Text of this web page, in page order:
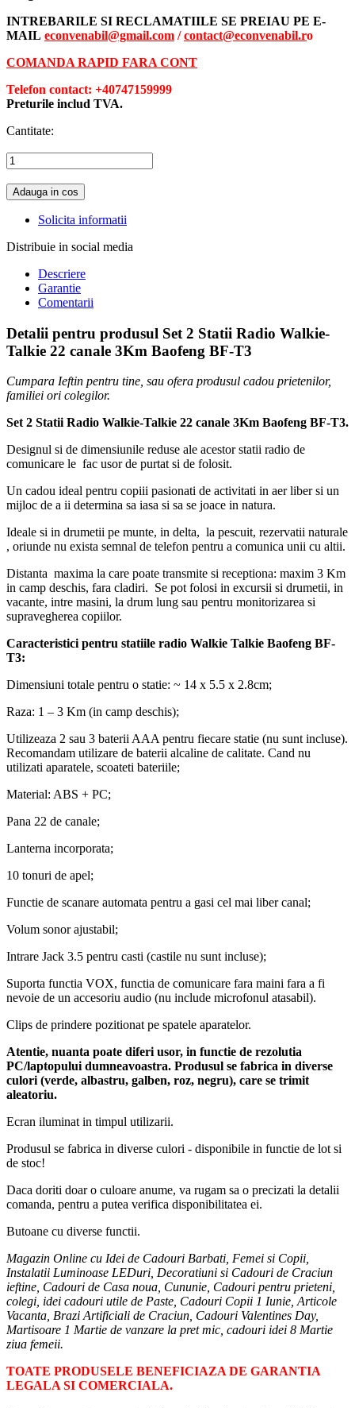
Cargus.
INTREBARILE SI RECLAMATIILE SE PREIAU PE E-
econvenabil@gmail.com contact@econvenabil.r
Telefon contact: +40747159999
Adauga in cos
Descriere
Garantie
Detalii pentru produsul Set 2 Statii Radio Walkie-
Talkie 22 canale 3Km Baofeng BF-T3
Cumpara Ieftin pentru tine, sau ofera produsul cadou prietenilor,
familiei ori colegilor.
Set 2 Statii Radio Walkie-Talkie 22 canale 3Km Baofeng BF-T3.
Designul si de dimensiunile reduse ale acestor statii radio de
comunicare le fac usor de purtat si de folosit.
Un cadou ideal pentru copiii pasionati de activitati in aer liber si un
mijloc de a ii determina sa iasa si sa se joace in natura.
Ideale si in drumetii pe munte, in delta, la pescuit, rezervatii naturale
, oriunde nu exista semnal de telefon pentru a comunica unii cu altii.
Distanta maxima la care poate transmite si receptiona: maxim 3 Km
in camp deschis, fara cladiri. Se pot folosi in excursii si drumetii, in
vacante, intre masini, la drum lung sau pentru monitorizarea si
supravegherea copiilor.
Caracteristici pentru statiile radio Walkie Talkie Baofeng BF-
Dimensiuni totale pentru o statie: ~ 14 x 5.5 x 2.8cm;
Raza: 1 – 3 Km (in camp deschis);
Utilizeaza 2 sau 3 baterii AAA pentru fiecare statie (nu sunt incluse).
Recomandam utilizare de baterii alcaline de calitate. Cand nu
utilizati aparatele, scoateti bateriile;
Lanterna incorporata;
10 tonuri de apel;
Functie de scanare automata pentru a gasi cel mai liber canal;
Volum sonor ajustabil;
Intrare Jack 3.5 pentru casti (castile nu sunt incluse);
Suporta functia VOX, functia de comunicare fara maini fara a fi
nevoie de un accesoriu audio (nu include microfonul atasabil).
Clips de prindere pozitionat pe spatele aparatelor.
Atentie, nuanta poate diferi usor, in functie de rezolutia
PC/laptopului dumneavoastra. Produsul se fabrica in diverse
culori (verde, albastru, galben, roz, negru), care se trimit
Ecran iluminat in timpul utilizarii.
Produsul se fabrica in diverse culori - disponibile in functie de lot si
Daca doriti doar o culoare anume, va rugam sa o precizati la detalii
comanda, pentru a putea verifica disponibilitatea ei.
Magazin Online cu Idei de Cadouri Barbati, Femei si Copii,
Instalatii Luminoase LEDuri, Decoratiuni si Cadouri de Craciun
ieftine, Cadouri de Casa noua, Cununie, Cadouri pentru prieteni,
colegi, idei cadouri utile de Paste, Cadouri Copii 1 Iunie, Articole
Vacanta, Brazi Artificiali de Craciun, Cadouri Valentines Day,
Martisoare 1 Martie de vanzare la pret mic, cadouri idei 8 Martie
ziua femeii.
TOATE PRODUSELE BENEFICIAZA DE GARANTIA